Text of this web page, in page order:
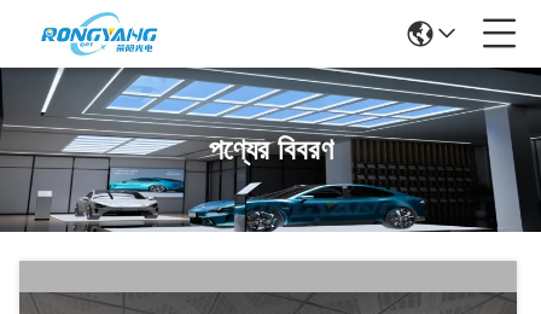
পণ্যের বিবরণ